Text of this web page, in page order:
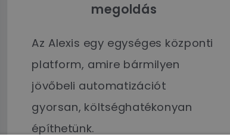
megoldás
Az Alexis egy egységes központi
platform, amire bármilyen
jövőbeli automatizációt
gyorsan, költséghatékonyan
építhetünk.